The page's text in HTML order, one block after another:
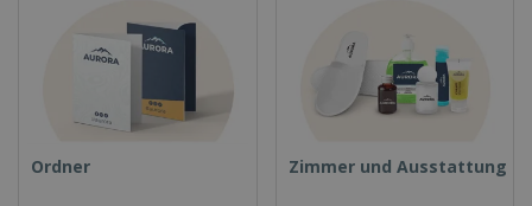
Ordner Zimmer und Ausstattung